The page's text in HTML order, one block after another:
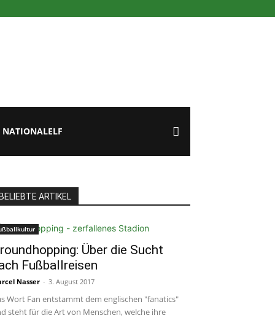
NATIONALELF
ARTIKEL
Über die Sucht
Fußballreisen
Nasser - 3. August 2017
Wort Fan entstammt dem englischen "fanatics"
steht für die Art von Menschen, welche ihre